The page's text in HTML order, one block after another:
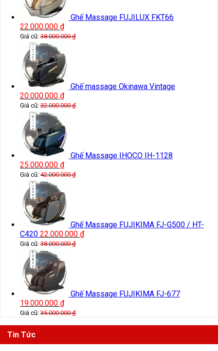
Ghế Massage FUJILUX FKT66
22.000.000 ₫
Giá cũ: 38.000.000₫
Ghế massage Okinawa Vintage
20.000.000 ₫
Giá cũ: 32.000.000₫
Ghế Massage IHOCO IH-1128
25.000.000 ₫
Giá cũ: 42.000.000₫
Ghế Massage FUJIKIMA FJ-G500 / HT-
C420 22.000.000 ₫
Giá cũ: 38.000.000₫
Ghế Massage FUJIKIMA FJ-677
19.000.000 ₫
Giá cũ: 35.000.000₫
Tin Tức